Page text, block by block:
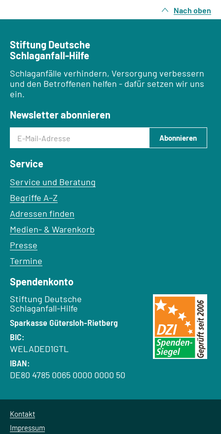
Nach oben
Stiftung Deutsche
Schlaganfall-Hilfe
Schlaganfälle verhindern, Versorgung verbessern
und den Betroffenen helfen - dafür setzen wir uns
ein.
Newsletter abonnieren
E-Mail-Adresse
Abonnieren
Service
Service und Beratung
Begriffe A–Z
Adressen finden
Medien- & Warenkorb
Presse
Termine
Spendenkonto
Empfänger:
Stiftung Deutsche
Schlaganfall-Hilfe
Bank:
Sparkasse Gütersloh-Rietberg
BIC:
WELADED1GTL
IBAN:
DE80 4785 0065 0000 0000 50
Kontakt
Impressum